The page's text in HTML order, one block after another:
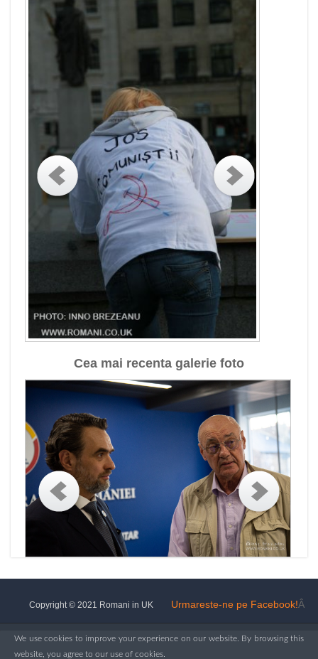
Cea mai recenta galerie foto
Urmareste-ne pe Facebook!Â
Copyright © 2021 Romani in UK
We use cookies to improve your experience on our website. By browsing this
website, you agree to our use of cookies.